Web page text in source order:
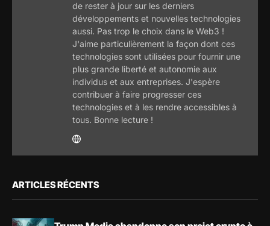
de rester à jour sur les derniers
développements et nouvelles technologies
aussi. Pas trop le choix dans le Web3 !
J'aime particulièrement la façon dont ces
technologies sont utilisées pour fournir une
plus grande liberté et autonomie aux
individus et aux entreprises. J'espère
contribuer à faire progresser ces
technologies et à les rendre accessibles à
tous. Bonne lecture !
ARTICLES RÉCENTS